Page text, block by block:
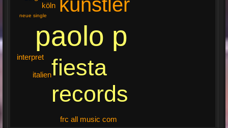
paolo p
fiesta
records
künstler
köln
frc all music com
italien
interpret
neue single